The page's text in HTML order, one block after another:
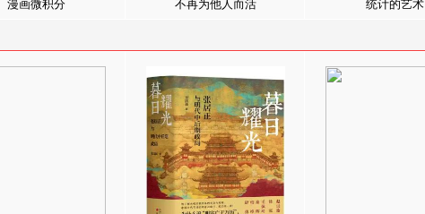
漫画微积分 不再为他人而活 统计的艺术